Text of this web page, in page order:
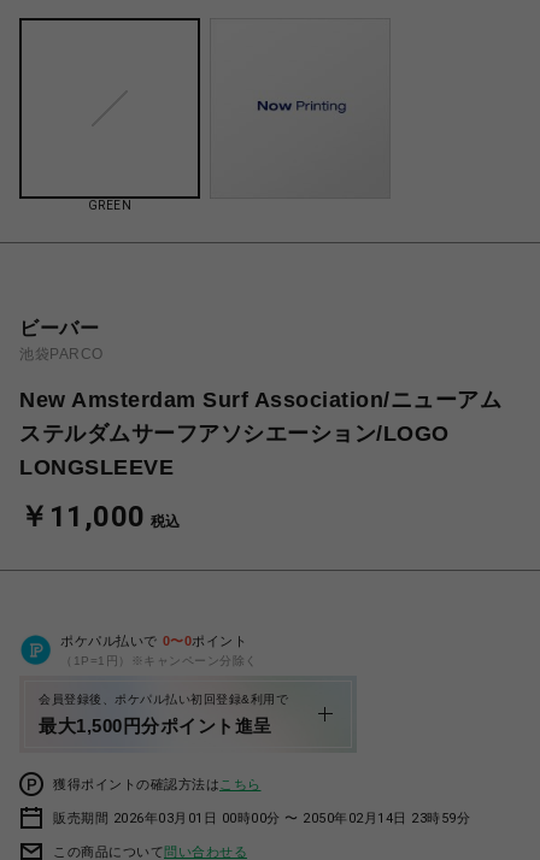
GREEN
ビーバー
池袋PARCO
New Amsterdam Surf Association/ニューアム
ステルダムサーフアソシエーション/LOGO
LONGSLEEVE
￥11,000 税込
ポケパル払いで 0〜0ポイント
（1P=1円）※キャンペーン分除く
会員登録後、ポケパル払い初回登録&利用で
最大1,500円分ポイント進呈
獲得ポイントの確認方法は こちら
販売期間 2026年03月01日 00時00分 〜 2050年02月14日 23時59分
この商品について問い合わせる